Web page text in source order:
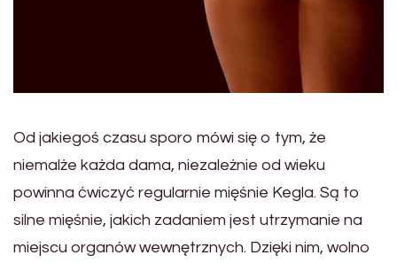
Od jakiegoś czasu sporo mówi się o tym, że
niemalże każda dama, niezależnie od wieku
powinna ćwiczyć regularnie mięśnie Kegla. Są to
silne mięśnie, jakich zadaniem jest utrzymanie na
miejscu organów wewnętrznych. Dzięki nim, wolno